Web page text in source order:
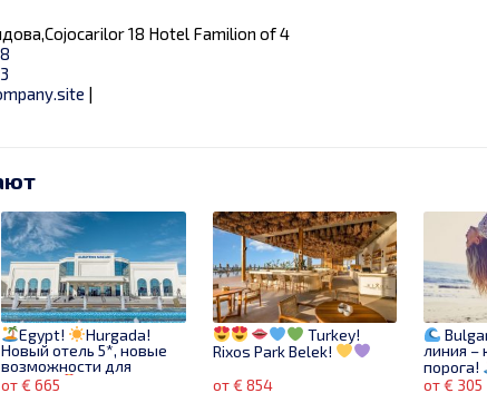
18 Hotel Familion of 4
|
Egypt!
Hurgada!
Новый отель 5*, новые
возможности для
отдыха!
от € 665
Turkey!
Rixos Park Belek!
от € 854
линия –
порога!
от € 305